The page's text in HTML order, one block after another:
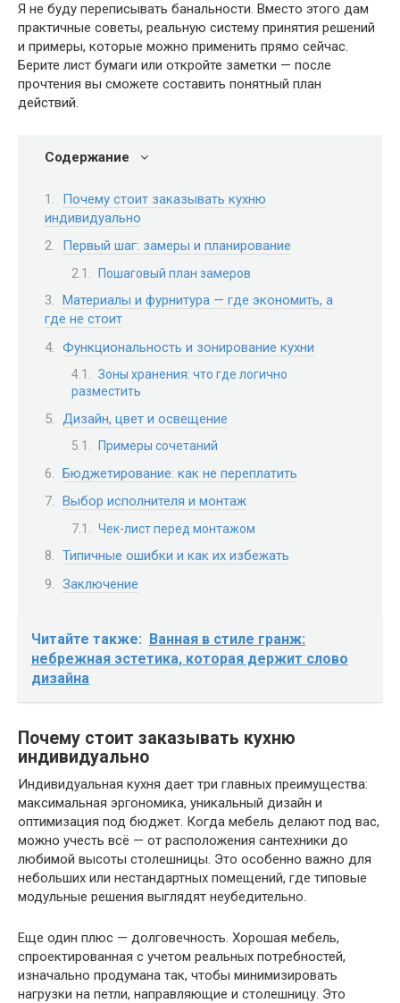
Я не буду переписывать банальности. Вместо этого дам
практичные советы, реальную систему принятия решений
и примеры, которые можно применить прямо сейчас.
Берите лист бумаги или откройте заметки — после
прочтения вы сможете составить понятный план
действий.
Содержание
Почему стоит заказывать кухню
индивидуально
Первый шаг: замеры и планирование
Пошаговый план замеров
Материалы и фурнитура — где экономить, а
где не стоит
Функциональность и зонирование кухни
Зоны хранения: что где логично
разместить
Дизайн, цвет и освещение
Примеры сочетаний
Бюджетирование: как не переплатить
Выбор исполнителя и монтаж
Чек-лист перед монтажом
Типичные ошибки и как их избежать
Заключение
Читайте также: Ванная в стиле гранж:
небрежная эстетика, которая держит слово
дизайна
Почему стоит заказывать кухню
индивидуально
Индивидуальная кухня дает три главных преимущества:
максимальная эргономика, уникальный дизайн и
оптимизация под бюджет. Когда мебель делают под вас,
можно учесть всё — от расположения сантехники до
любимой высоты столешницы. Это особенно важно для
небольших или нестандартных помещений, где типовые
модульные решения выглядят неубедительно.
Еще один плюс — долговечность. Хорошая мебель,
спроектированная с учетом реальных потребностей,
изначально продумана так, чтобы минимизировать
нагрузки на петли, направляющие и столешницу. Это